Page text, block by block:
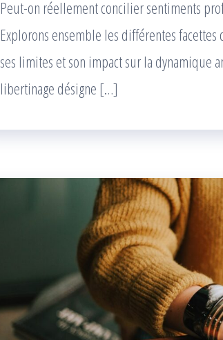
Peut-on réellement concilier sentiments
Explorons ensemble les différentes facettes
ses limites et son impact sur la dynamique
libertinage désigne […]